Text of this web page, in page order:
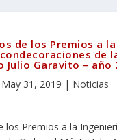
de los Premios a
de
Julio Garavito – año
May 31, 2019 | Noticias